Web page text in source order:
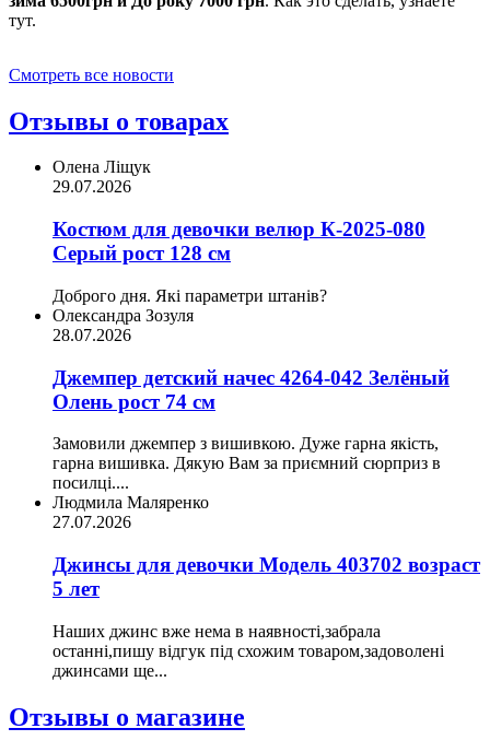
тут.
Смотреть все новости
Отзывы о товарах
Олена Ліщук
29.07.2026
Костюм для девочки велюр К-2025-080
Серый рост 128 см
Доброго дня. Які параметри штанів?
Олександра Зозуля
28.07.2026
Джемпер детский начес 4264-042 Зелёный
Олень рост 74 см
Замовили джемпер з вишивкою. Дуже гарна якість,
гарна вишивка. Дякую Вам за приємний сюрприз в
посилці....
Людмила Маляренко
27.07.2026
Джинсы для девочки Модель 403702 возраст
5 лет
Наших джинс вже нема в наявності,забрала
останні,пишу відгук під схожим товаром,задоволені
джинсами ще...
Отзывы о магазине